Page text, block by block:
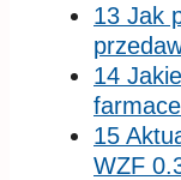
13 Jak
14
15
WZF